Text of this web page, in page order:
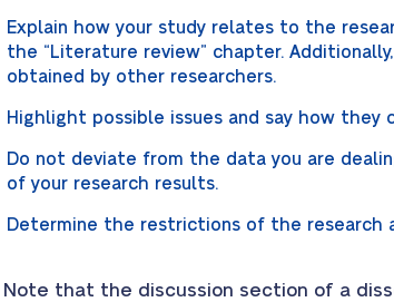
Explain how your study relates to the
the “Literature review” chapter.
obtained by other researchers.
Highlight possible issues and say how they
Do not deviate from the data you are
of your research results.
Determine the restrictions of the research
Note that the discussion section of a